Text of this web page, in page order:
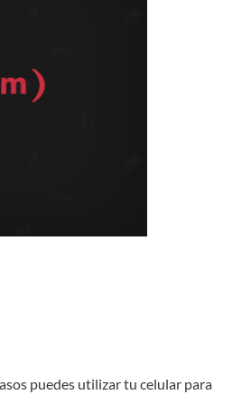
puedes utilizar tu celular para